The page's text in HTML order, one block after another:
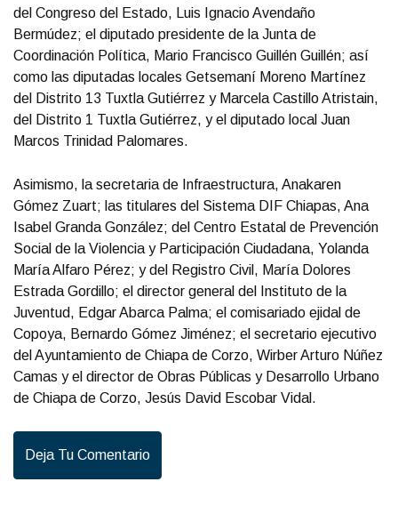
del Congreso del Estado, Luis Ignacio Avendaño
Bermúdez; el diputado presidente de la Junta de
Coordinación Política, Mario Francisco Guillén Guillén; así
como las diputadas locales Getsemaní Moreno Martínez
del Distrito 13 Tuxtla Gutiérrez y Marcela Castillo Atristain,
del Distrito 1 Tuxtla Gutiérrez, y el diputado local Juan
Marcos Trinidad Palomares.
Asimismo, la secretaria de Infraestructura, Anakaren
Gómez Zuart; las titulares del Sistema DIF Chiapas, Ana
Isabel Granda González; del Centro Estatal de Prevención
Social de la Violencia y Participación Ciudadana, Yolanda
María Alfaro Pérez; y del Registro Civil, María Dolores
Estrada Gordillo; el director general del Instituto de la
Juventud, Edgar Abarca Palma; el comisariado ejidal de
Copoya, Bernardo Gómez Jiménez; el secretario ejecutivo
del Ayuntamiento de Chiapa de Corzo, Wirber Arturo Núñez
Camas y el director de Obras Públicas y Desarrollo Urbano
de Chiapa de Corzo, Jesús David Escobar Vidal.
Deja Tu Comentario